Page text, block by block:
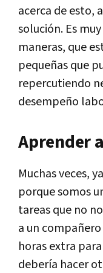
acerca de esto,
solución. Es
maneras, que
pequeñas que
repercutiendo
desempeño
Aprender
Muchas veces,
porque somos
tareas que no
a un
horas extra
debería hacer